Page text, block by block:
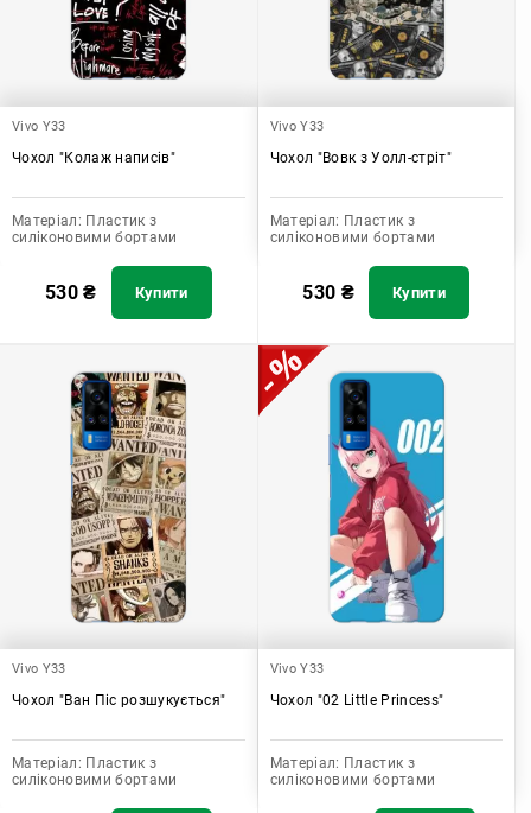
Vivo Y33
Чохол "Колаж написів"
Матеріал: Пластик з
силіконовими бортами
530₴ Купити
Vivo Y33
Чохол "Вовк з Уолл-стріт"
Матеріал: Пластик з
силіконовими бортами
530 ₴ Купити
Vivo Y33
Чохол "Ван Піс розшукується"
Матеріал: Пластик з
силіконовими бортами
Vivo Y33
Чохол "02 Little Princess"
Матеріал: Пластик з
силіконовими бортами